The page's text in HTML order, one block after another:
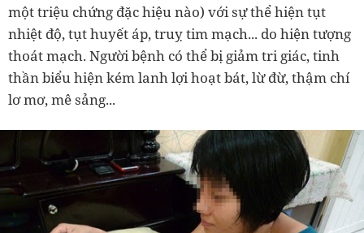
một triệu chứng đặc hiệu nào) với sự thể hiện tụt
nhiệt độ, tụt huyết áp, truỵ tim mạch... do hiện tượng
thoát mạch. Người bệnh có thể bị giảm tri giác, tinh
thần biểu hiện kém lanh lợi hoạt bát, lừ đừ, thậm chí
lơ mơ, mê sảng...